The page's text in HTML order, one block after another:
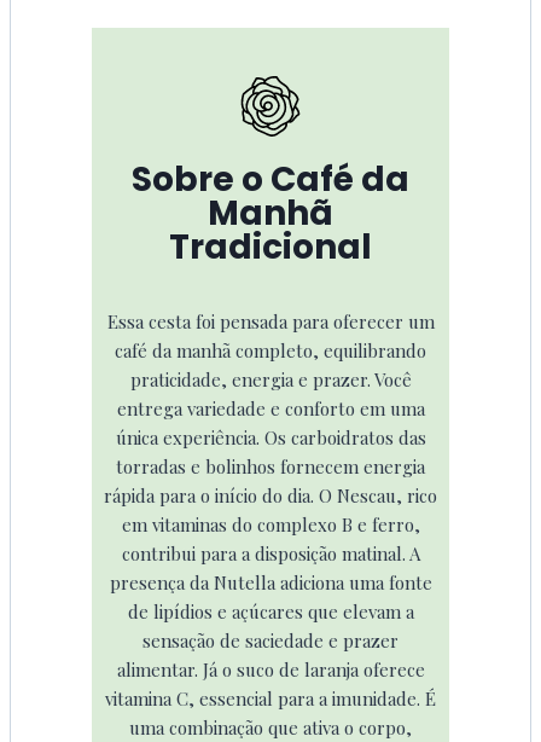
Sobre o Café da
Manhã
Tradicional
Essa cesta foi pensada para oferecer um
café da manhã completo, equilibrando
praticidade, energia e prazer. Você
entrega variedade e conforto em uma
única experiência. Os carboidratos das
torradas e bolinhos fornecem energia
rápida para o início do dia. O Nescau, rico
em vitaminas do complexo B e ferro,
contribui para a disposição matinal. A
presença da Nutella adiciona uma fonte
de lipídios e açúcares que elevam a
sensação de saciedade e prazer
alimentar. Já o suco de laranja oferece
vitamina C, essencial para a imunidade. É
uma combinação que ativa o corpo,